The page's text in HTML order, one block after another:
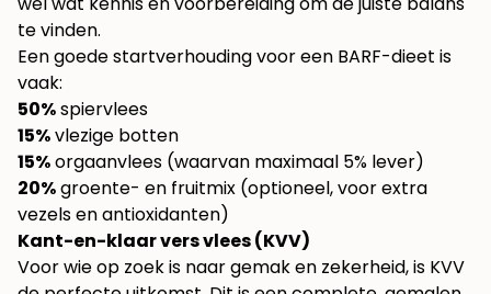
te vinden.
Een goede startverhouding voor een BARF-dieet is
vaak:
50%spiervlees
15%vlezige botten
15%orgaanvlees (waarvan maximaal 5% lever)
20%groente- en fruitmix (optioneel, voor extra
vezels en antioxidanten)
Kant-en-klaar vers vlees (KVV)
Voor wie op zoek is naar gemak en zekerheid, is KVV